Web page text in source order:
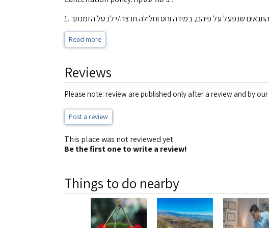
2. הזכות לבטל : אם מכל טעם שהוא, תהא מעוניין לבטל את ההזמנה, תוכל לעשות כן בתוך 14 ימי עסקים מיום ביצוע ההזמנה או מיום קבלת מסמך גלוי (לפי המאוחר מביניהם), ובלבד שהביטול
4. אופן הביטול : מובהר בזאת כי הודעת ביטול תקפה הינה הודעה שניתנה בכתב בלבד, והודעת ביטול בעל פה לא תיחשב. את הודעת הביטול ניתן להעביר במייל או בדואר לכתובת בית העסק.
Read more
Reviews
Please note: review are published only after a review and by
Post a review
This place was not reviewed yet.
Be the first one to write a review!
Things to do nearby